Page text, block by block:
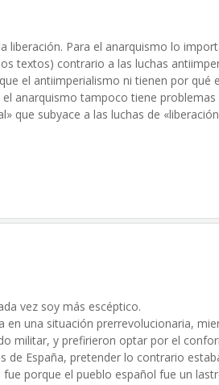
liberación. Para el anarquismo lo
textos) contrario a las luchas
el antiimperialismo ni tienen por qué
anarquismo tampoco tiene problemas
que subyace a las luchas de «liberación
vez soy más escéptico.
en una situación prerrevolucionaria,
militar, y prefirieron optar por el
de España, pretender lo contrario
porque el pueblo español fue un